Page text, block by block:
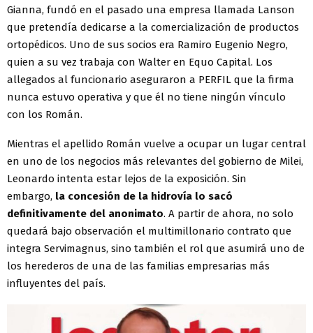
Gianna, fundó en el pasado una empresa llamada Lanson
que pretendía dedicarse a la comercialización de productos
ortopédicos. Uno de sus socios era Ramiro Eugenio Negro,
quien a su vez trabaja con Walter en Equo Capital. Los
allegados al funcionario aseguraron a PERFIL que la firma
nunca estuvo operativa y que él no tiene ningún vínculo
con los Román.
Mientras el apellido Román vuelve a ocupar un lugar central
en uno de los negocios más relevantes del gobierno de Milei,
Leonardo intenta estar lejos de la exposición. Sin
embargo, la concesión de la hidrovía lo sacó
definitivamente del anonimato. A partir de ahora, no solo
quedará bajo observación el multimillonario contrato que
integra Servimagnus, sino también el rol que asumirá uno de
los herederos de una de las familias empresarias más
influyentes del país.